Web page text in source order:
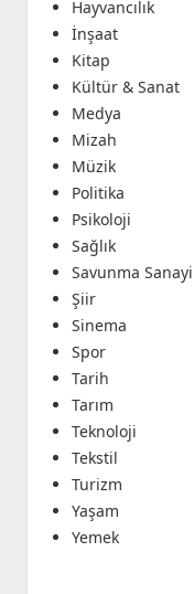
Hayvancılık
İnşaat
Kitap
Kültür & Sanat
Medya
Mizah
Müzik
Politika
Psikoloji
Sağlık
Savunma Sanayi
Şiir
Sinema
Spor
Tarih
Tarım
Teknoloji
Tekstil
Turizm
Yaşam
Yemek